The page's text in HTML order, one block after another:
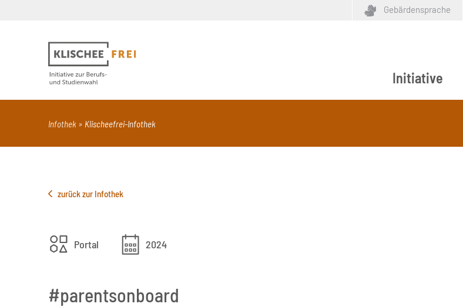
Gebärdensprache
Suchbegriff
Initiative
Infothek Klischeefrei-Infothek
zurück zur Infothek
Portal 2024
#parentsonboard